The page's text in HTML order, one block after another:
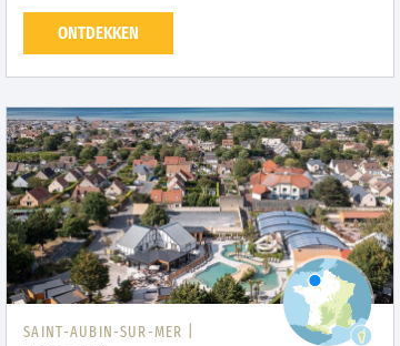
ONTDEKKEN
SAINT-AUBIN-SUR-MER |